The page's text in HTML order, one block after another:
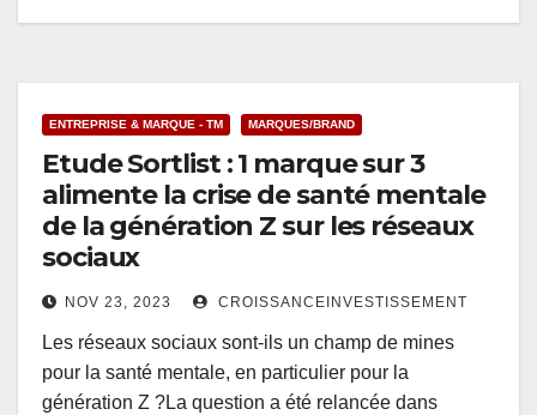
ENTREPRISE & MARQUE - TM MARQUES/BRAND
Etude Sortlist : 1 marque sur 3
alimente la crise de santé mentale
de la génération Z sur les réseaux
sociaux
NOV 23, 2023 CROISSANCEINVESTISSEMENT
Les réseaux sociaux sont-ils un champ de mines
pour la santé mentale, en particulier pour la
génération Z ?La question a été relancée dans